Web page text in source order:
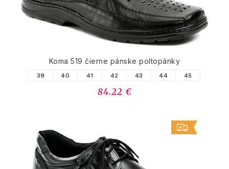
Koma 519 čierne pánske poltopánky
39 40 41 42 43 44 45
84.22 €